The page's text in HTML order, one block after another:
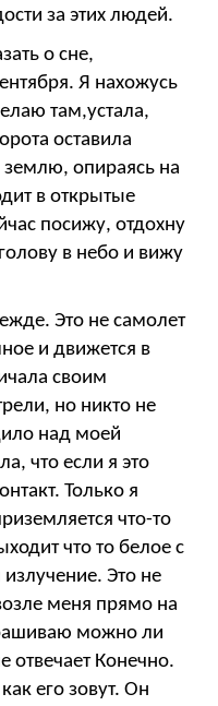
за этих людей.
о сне,
Я нахожусь
там,устала,
оставила
опираясь на
в открытые
посижу, отдохну
в небо и вижу
Это не самолет
и движется в
своим
но никто не
над моей
что если я это
Только я
что-то
что то белое с
Это не
меня прямо на
можно ли
отвечает Конечно.
его зовут. Он